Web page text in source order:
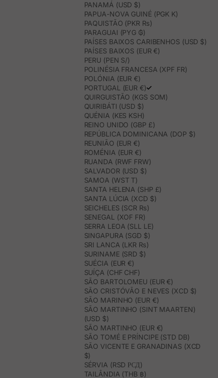
PANAMÁ (USD $)
PAPUA-NOVA GUINÉ (PGK K)
PAQUISTÃO (PKR ₨)
PARAGUAI (PYG ₲)
PAÍSES BAIXOS CARIBENHOS (USD $)
PAÍSES BAIXOS (EUR €)
PERU (PEN S/)
POLINÉSIA FRANCESA (XPF FR)
POLÓNIA (EUR €)
PORTUGAL (EUR €)
QUIRGUISTÃO (KGS SOM)
QUIRIBÁTI (USD $)
QUÉNIA (KES KSH)
REINO UNIDO (GBP £)
REPÚBLICA DOMINICANA (DOP $)
REUNIÃO (EUR €)
ROMÉNIA (EUR €)
RUANDA (RWF FRW)
SALVADOR (USD $)
SAMOA (WST T)
SANTA HELENA (SHP £)
SANTA LÚCIA (XCD $)
SEICHELES (SCR ₨)
SENEGAL (XOF FR)
SERRA LEOA (SLL LE)
SINGAPURA (SGD $)
SRI LANCA (LKR ₨)
SURINAME (SRD $)
SUÉCIA (EUR €)
SUÍÇA (CHF CHF)
SÃO BARTOLOMEU (EUR €)
SÃO CRISTÓVÃO E NEVES (XCD $)
SÃO MARINHO (EUR €)
SÃO MARTINHO (SINT MAARTEN)
(USD $)
SÃO MARTINHO (EUR €)
SÃO TOMÉ E PRÍNCIPE (STD DB)
SÃO VICENTE E GRANADINAS (XCD
$)
SÉRVIA (RSD РСД)
TAILÂNDIA (THB ฿)